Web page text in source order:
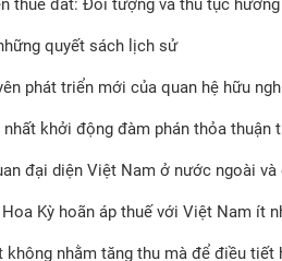
thuê đất: Đối tượng và thủ tục
quyết sách lịch sử
phát triển mới của quan hệ hữu
khởi động đàm phán thỏa thuận
đại diện Việt Nam ở nước ngoài
Kỳ hoãn áp thuế với Việt Nam ít
nhằm tăng thu mà để điều tiết